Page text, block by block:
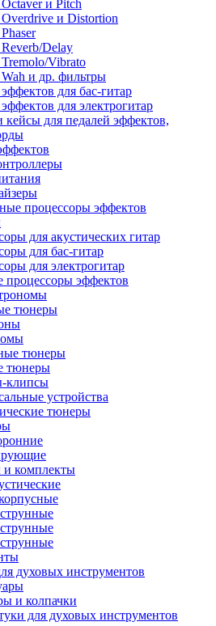
и Pitch
и Distortion
Delay
Vibrato
и др. фильтры
для бас-гитар
для электрогитар
кейсы для педалей эффектов,
процессоры эффектов
для акустических гитар
для бас-гитар
для электрогитар
процессоры эффектов
тюнеры
тюнеры
тюнеры
клипсы
устройства
тюнеры
комплекты
духовых инструментов
и колпачки
для духовых инструментов